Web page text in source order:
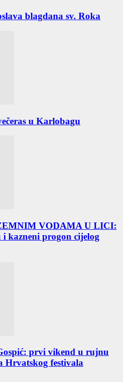
blagdana sv. Roka
u Karlobagu
VODAMA U LICI:
kazneni progon cijelog
prvi vikend u rujnu
Hrvatskog festivala